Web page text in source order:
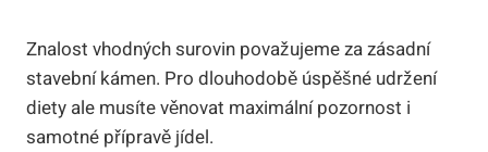
Znalost vhodných surovin považujeme za zásadní
stavební kámen. Pro dlouhodobě úspěšné udržení
diety ale musíte věnovat maximální pozornost i
samotné přípravě jídel.